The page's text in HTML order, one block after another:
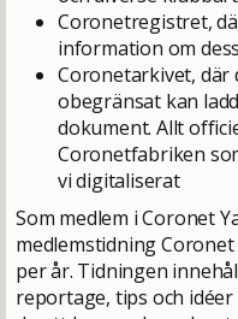
Coronetregistret,
information om
Coronetarkivet, där
obegränsat kan
dokument. Allt
Coronetfabriken
vi digitaliserat
Som medlem i Coronet
medlemstidning
per år. Tidningen
reportage, tips och